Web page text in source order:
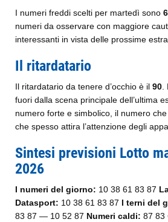
I numeri freddi scelti per martedì sono
numeri da osservare con maggiore
interessanti in vista delle prossime
Il ritardatario
Il ritardatario da tenere d’occhio è il 90
fuori dalla scena principale dell’ultima
numero forte e simbolico, il numero
che spesso attira l’attenzione degli
Sintesi previsioni Lotto
2026
I numeri del giorno: 10 38 61 83 87
Datasport: 10 38 61 83 87 I terni del
83 87 — 10 52 87 Numeri caldi: 87 83